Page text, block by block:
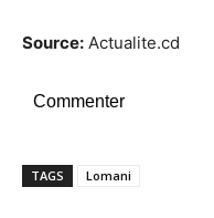
Source: Actualite.cd
Commenter
TAGS Lomani